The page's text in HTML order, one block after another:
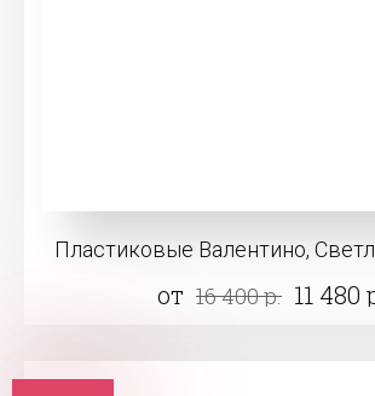
Пластиковые Валентино,
от 16 400 р. 11 480